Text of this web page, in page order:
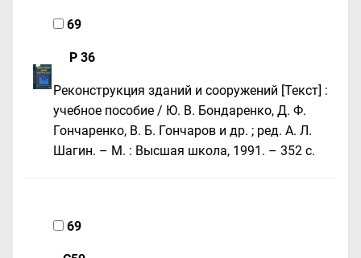
69
Р 36
Реконструкция зданий и сооружений [Текст] :
учебное пособие / Ю. В. Бондаренко, Д. Ф.
Гончаренко, В. Б. Гончаров и др. ; ред. А. Л.
Шагин. – М. : Высшая школа, 1991. – 352 с.
69